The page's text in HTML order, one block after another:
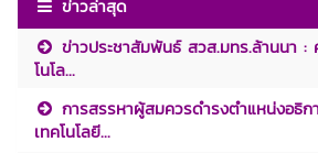
ข่าวล่าสุด
ข่าวประชาสัมพันธ์ สวส.มทร.ล้านนา :
โนโล...
การสรรหาผู้สมควรดำรงตำแหน่งอธิ
เทคโนโลยี...